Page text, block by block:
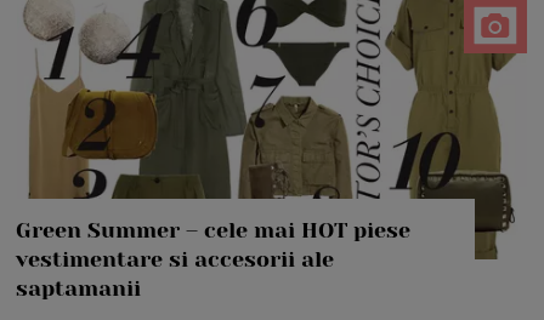
Green Summer – cele mai HOT piese
vestimentare si accesorii ale
saptamanii